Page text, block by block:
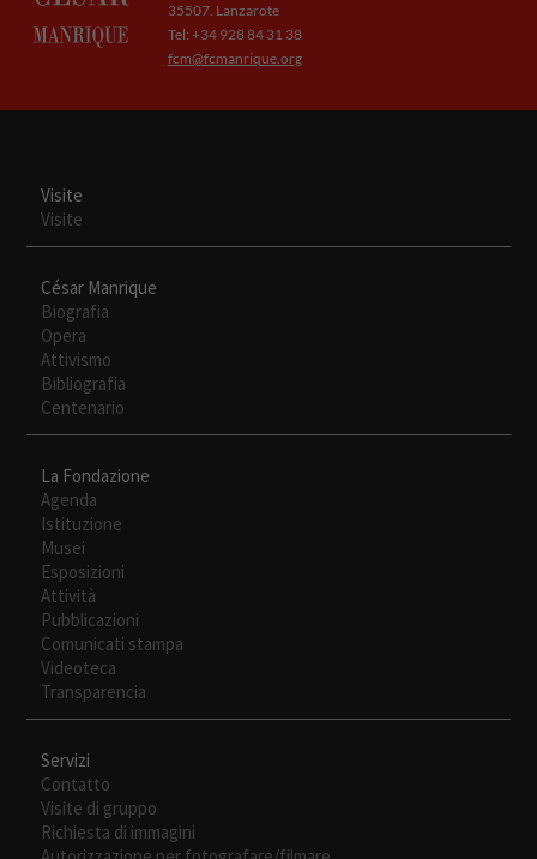
35507. Lanzarote
Tel: +34 928 84 31 38
fcm@fcmanrique.org
Visite
Visite
César Manrique
Biografia
Opera
Attivismo
Bibliografia
Centenario
La Fondazione
Agenda
Istituzione
Musei
Esposizioni
Attività
Pubblicazioni
Comunicati stampa
Videoteca
Transparencia
Servizi
Contatto
Visite di gruppo
Richiesta di immagini